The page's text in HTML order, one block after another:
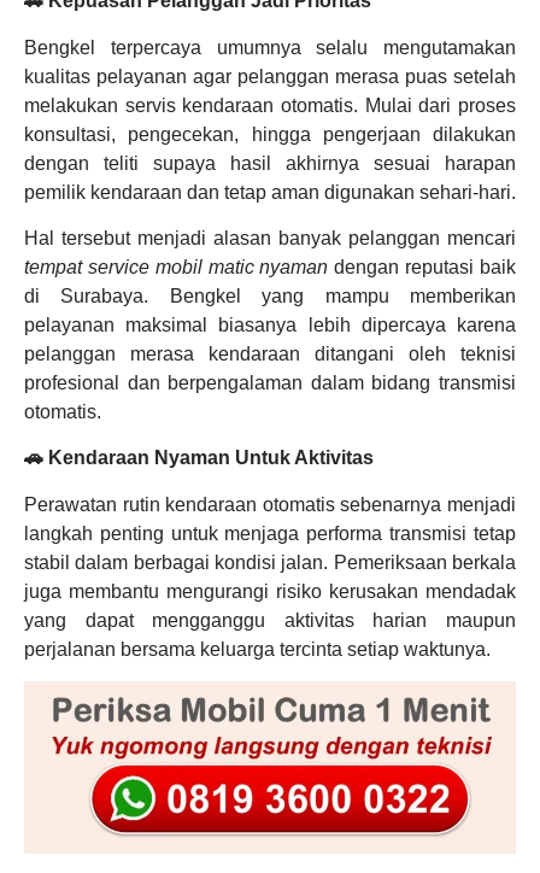
Bengkel terpercaya umumnya selalu mengutamakan
kualitas pelayanan agar pelanggan merasa puas setelah
melakukan servis kendaraan otomatis. Mulai dari proses
konsultasi, pengecekan, hingga pengerjaan dilakukan
dengan teliti supaya hasil akhirnya sesuai harapan
pemilik kendaraan dan tetap aman digunakan sehari-hari.
Hal tersebut menjadi alasan banyak pelanggan mencari
tempat service mobil matic nyaman dengan reputasi baik
di Surabaya. Bengkel yang mampu memberikan
pelayanan maksimal biasanya lebih dipercaya karena
pelanggan merasa kendaraan ditangani oleh teknisi
profesional dan berpengalaman dalam bidang transmisi
otomatis.
🚗 Kendaraan Nyaman Untuk Aktivitas
Perawatan rutin kendaraan otomatis sebenarnya menjadi
langkah penting untuk menjaga performa transmisi tetap
stabil dalam berbagai kondisi jalan. Pemeriksaan berkala
juga membantu mengurangi risiko kerusakan mendadak
yang dapat mengganggu aktivitas harian maupun
perjalanan bersama keluarga tercinta setiap waktunya.